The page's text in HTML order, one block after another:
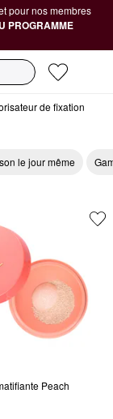
pour nos membres
PROGRAMME
de fixation
le jour même
Peach